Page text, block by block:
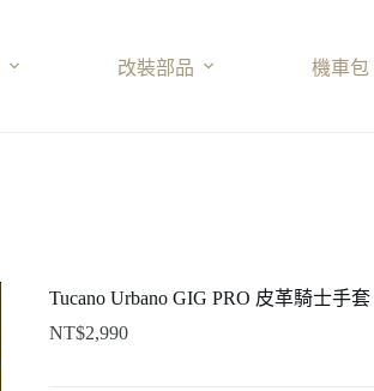
改裝部品 機車包
Tucano Urbano GIG PRO 皮革騎士手
NT$2,990